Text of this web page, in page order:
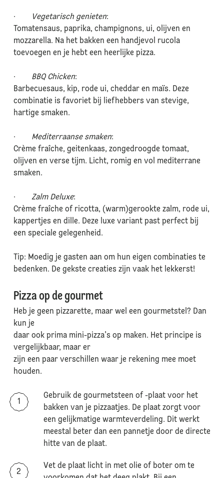
· Vegetarisch genieten:
Tomatensaus, paprika, champignons, ui, olijven en
mozzarella. Na het bakken een handjevol rucola
toevoegen en je hebt een heerlijke pizza.
· BBQ Chicken:
Barbecuesaus, kip, rode ui, cheddar en maïs. Deze
combinatie is favoriet bij liefhebbers van stevige,
hartige smaken.
· Mediterraanse smaken:
Crème fraîche, geitenkaas, zongedroogde tomaat,
olijven en verse tijm. Licht, romig en vol mediterrane
smaken.
· Zalm Deluxe:
Crème fraîche of ricotta, (warm)gerookte zalm, rode ui,
kappertjes en dille. Deze luxe variant past perfect bij
een speciale gelegenheid.
Tip: Moedig je gasten aan om hun eigen combinaties te
bedenken. De gekste creaties zijn vaak het lekkerst!
Pizza op de gourmet
Heb je geen pizzarette, maar wel een gourmetstel? Dan
kun je
daar ook prima mini-pizza's op maken. Het principe is
vergelijkbaar, maar er
zijn een paar verschillen waar je rekening mee moet
houden.
Gebruik de gourmetsteen of -plaat voor het
bakken van je pizzaatjes. De plaat zorgt voor
een gelijkmatige warmteverdeling. Dit werkt
meestal beter dan een pannetje door de directe
hitte van de plaat.
Vet de plaat licht in met olie of boter om te